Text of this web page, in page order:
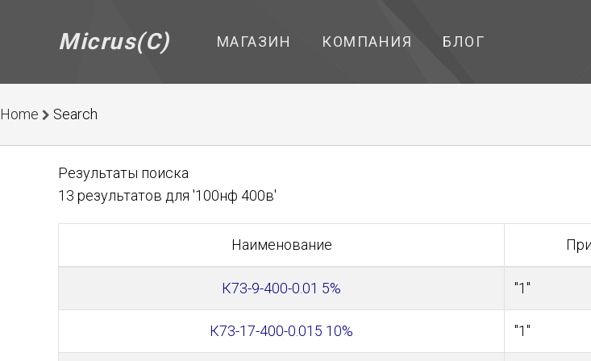
Micrus(C) МАГАЗИН КОМПАНИЯ БЛОГ
Home Search
Результаты поиска
13 результатов для '100нф 400в'
Наименование
К73-9-400-0.01 5% "1"
К73-17-400-0.015 10% "1"